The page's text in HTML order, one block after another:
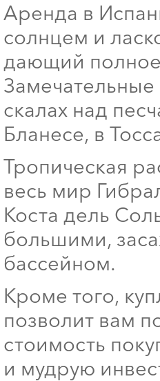
Аренда в
солнцем и
дающий полное
скалах над
Бланесе, в
Тропическая
весь мир
Коста дель
большими,
бассейном.
Кроме того,
позволит вам
стоимость
и мудрую